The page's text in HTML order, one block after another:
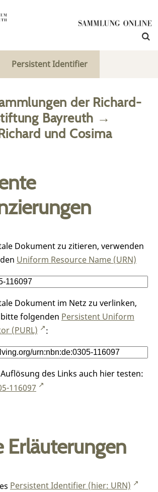
Persistent Identifier
der Richard-
Bayreuth →
und Cosima
Dokument zu zitieren, verwenden
Uniform Resource Name (URN)
Dokument im Netz zu verlinken,
folgenden Persistent Uniform
(PURL)
:
des Links auch hier testen:
116097
Erläuterungen
Persistent Identifier (hier: URN)